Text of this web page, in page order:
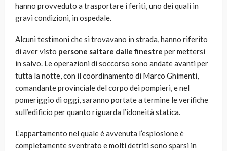
hanno provveduto a trasportare i feriti, uno dei quali in
gravi condizioni, in ospedale.
Alcuni testimoni che si trovavano in strada, hanno riferito
di aver visto persone saltare dalle finestre per mettersi
in salvo. Le operazioni di soccorso sono andate avanti per
tutta la notte, con il coordinamento di Marco Ghimenti,
comandante provinciale del corpo dei pompieri, e nel
pomeriggio di oggi, saranno portate a termine le verifiche
sull’edificio per quanto riguarda l’idoneità statica.
L’appartamento nel quale è avvenuta l’esplosione è
completamente sventrato e molti detriti sono sparsi in